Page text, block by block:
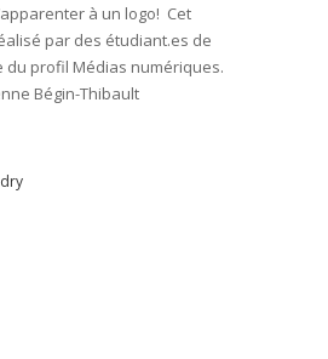
à un logo! Cet
par des étudiant.es de
du profil Médias numériques.
Bégin-Thibault